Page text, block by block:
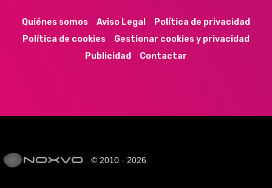
Quiénes somos Aviso Legal
Política de privacidad
Política de cookies
Gestionar cookies y privacidad
Publicidad
Contactar
© 2010 - 2026